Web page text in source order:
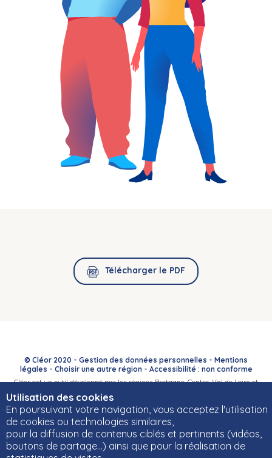
Utilisation des cookies
En poursuivant votre navigation, vous acceptez l'utilisation
de cookies ou technologies similaires,
pour la diffusion de contenus ciblés et pertinents (vidéos,
boutons de partage…) ainsi que pour la réalisation de
Télécharger le PDF
© Cléor 2020 - Gestion des données personnelles - Mentions
légales - Choisir une autre région- Accessibilité : non conforme
Cléor est un outil développé par les régions Bretagne, Centre-Val de Loire et